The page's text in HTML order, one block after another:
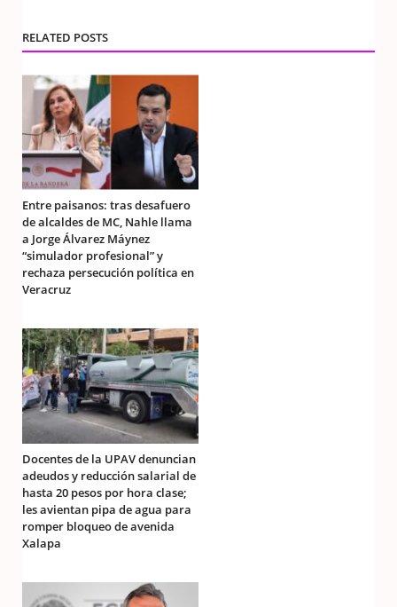
RELATED POSTS
Entre paisanos: tras desafuero
de alcaldes de MC, Nahle llama
a Jorge Álvarez Máynez
“simulador profesional” y
rechaza persecución política en
Veracruz
Docentes de la UPAV denuncian
adeudos y reducción salarial de
hasta 20 pesos por hora clase;
les avientan pipa de agua para
romper bloqueo de avenida
Xalapa